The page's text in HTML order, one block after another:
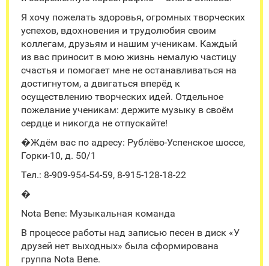
Я хочу пожелать здоровья, огромных творческих
успехов, вдохновения и трудолюбия своим
коллегам, друзьям и нашим ученикам. Каждый
из вас приносит в мою жизнь немалую частицу
счастья и помогает мне не останавливаться на
достигнутом, а двигаться вперёд к
осуществлению творческих идей. Отдельное
пожелание ученикам: держите музыку в своём
сердце и никогда не отпускайте!
�Ждём вас по адресу: Рублёво-Успенское шоссе,
Горки-10, д. 50/1
Тел.: 8-909-954-54-59, 8-915-128-18-22
�
Nota Bene: Музыкальная команда
В процессе работы над записью песен в диск «У
друзей нет выходных» была сформирована
группа Nota Bene.